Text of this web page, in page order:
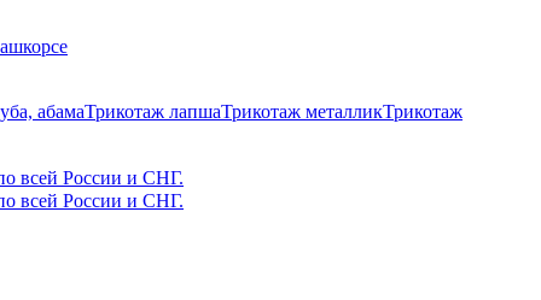
абамаТрикотаж лапшаТрикотаж металликТрикотаж